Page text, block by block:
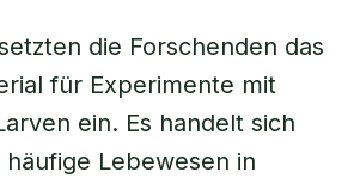
die Forschenden das
für Experimente mit
ein. Es handelt sich
Lebewesen in